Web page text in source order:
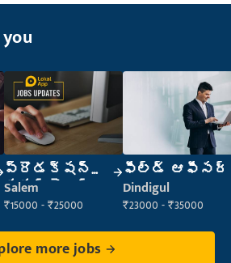
ప్రొడక్షన్
సూపర్వైజర్
Salem
₹15000 - ₹25000
ఫీల్డ్ ఆఫీసర్
Dindigul
₹23000 - ₹35000
more jobs